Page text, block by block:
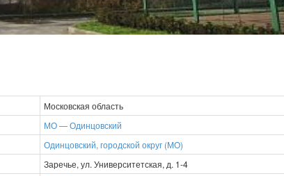
Московская область
МО — Одинцовский
Одинцовский, городской округ (МО)
Заречье, ул. Университетская, д. 1-4